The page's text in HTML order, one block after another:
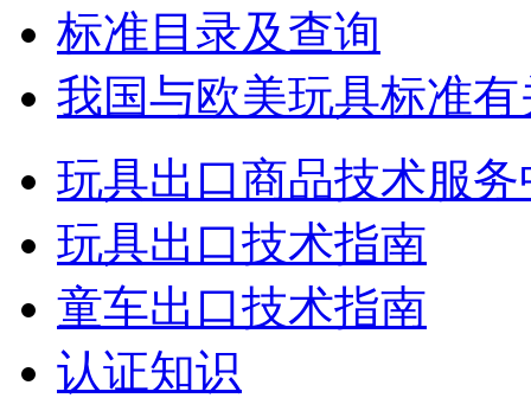
标准目录及查询
我国与欧美玩具标准
玩具出口商品技术服
玩具出口技术指南
童车出口技术指南
认证知识